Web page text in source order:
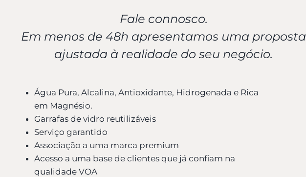
Fale connosco.
Em menos de 48h apresentamos uma proposta
ajustada à realidade do seu negócio.
Água Pura, Alcalina, Antioxidante, Hidrogenada e Rica
em Magnésio.
Garrafas de vidro reutilizáveis
Serviço garantido
Associação a uma marca premium
Acesso a uma base de clientes que já confiam na
qualidade VOA